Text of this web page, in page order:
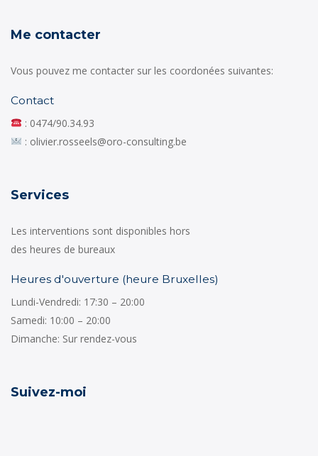
Me contacter
Vous pouvez me contacter sur les coordonées suivantes:
Contact
: 0474/90.34.93
: olivier.rosseels@oro-consulting.be
Services
Les interventions sont disponibles hors
des heures de bureaux
Heures d'ouverture (heure Bruxelles)
Lundi-Vendredi: 17:30 – 20:00
Samedi: 10:00 – 20:00
Dimanche: Sur rendez-vous
Suivez-moi